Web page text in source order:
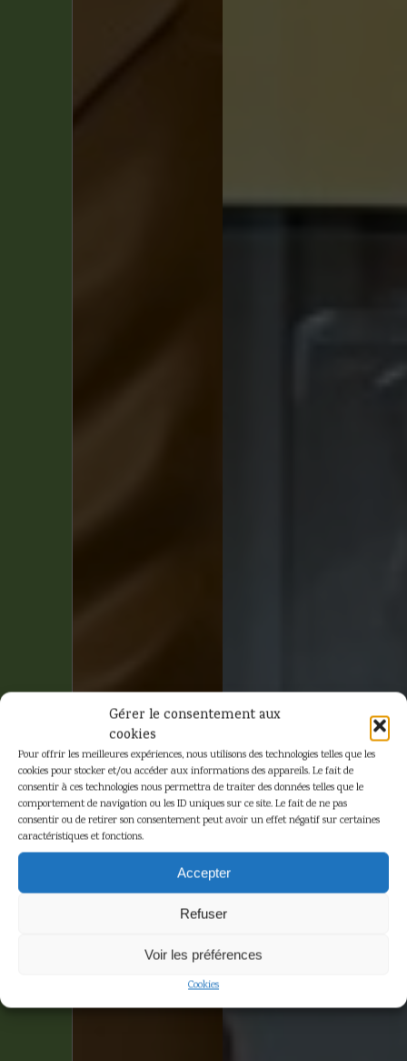
Gérer le consentement aux
cookies
Pour offrir les meilleures expériences, nous utilisons des technologies telles que les
cookies pour stocker et/ou accéder aux informations des appareils. Le fait de
consentir à ces technologies nous permettra de traiter des données telles que le
comportement de navigation ou les ID uniques sur ce site. Le fait de ne pas
consentir ou de retirer son consentement peut avoir un effet négatif sur certaines
caractéristiques et fonctions.
Accepter
Refuser
Voir les préférences
Cookies